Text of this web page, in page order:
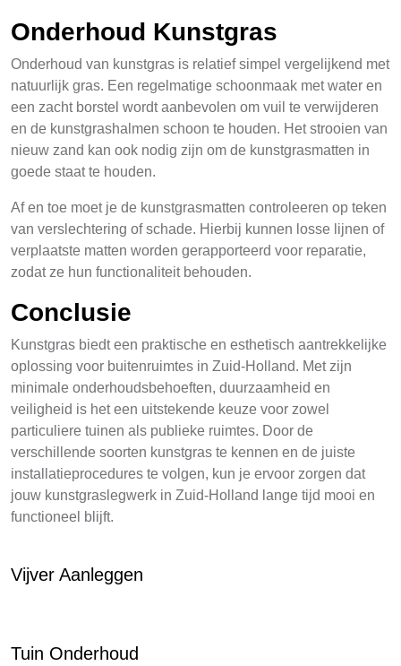
Onderhoud Kunstgras
Onderhoud van kunstgras is relatief simpel vergelijkend met
natuurlijk gras. Een regelmatige schoonmaak met water en
een zacht borstel wordt aanbevolen om vuil te verwijderen
en de kunstgrashalmen schoon te houden. Het strooien van
nieuw zand kan ook nodig zijn om de kunstgrasmatten in
goede staat te houden.
Af en toe moet je de kunstgrasmatten controleeren op teken
van verslechtering of schade. Hierbij kunnen losse lijnen of
verplaatste matten worden gerapporteerd voor reparatie,
zodat ze hun functionaliteit behouden.
Conclusie
Kunstgras biedt een praktische en esthetisch aantrekkelijke
oplossing voor buitenruimtes in Zuid-Holland. Met zijn
minimale onderhoudsbehoeften, duurzaamheid en
veiligheid is het een uitstekende keuze voor zowel
particuliere tuinen als publieke ruimtes. Door de
verschillende soorten kunstgras te kennen en de juiste
installatieprocedures te volgen, kun je ervoor zorgen dat
jouw kunstgraslegwerk in Zuid-Holland lange tijd mooi en
functioneel blijft.
Vijver Aanleggen
Tuin Onderhoud